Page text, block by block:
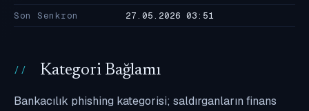
Son Senkron 27.05.2026 03:51
Kategori Bağlamı
Bankacılık phishing kategorisi; saldırganların finans